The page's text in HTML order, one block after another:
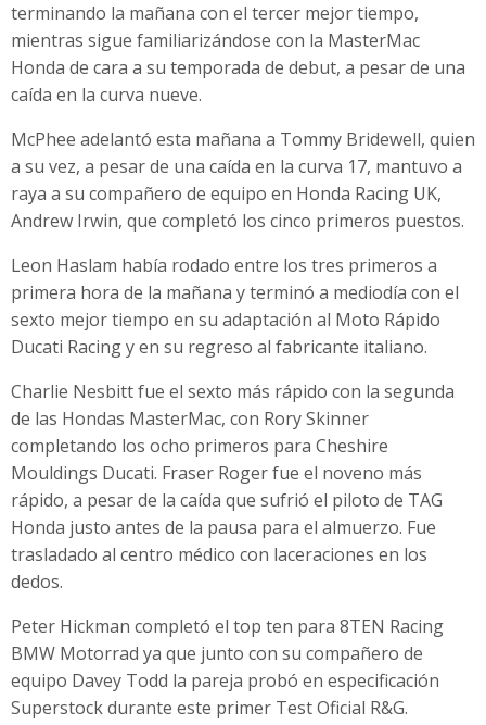
terminando la mañana con el tercer mejor tiempo,
mientras sigue familiarizándose con la MasterMac
Honda de cara a su temporada de debut, a pesar de una
caída en la curva nueve.
McPhee adelantó esta mañana a Tommy Bridewell, quien
a su vez, a pesar de una caída en la curva 17, mantuvo a
raya a su compañero de equipo en Honda Racing UK,
Andrew Irwin, que completó los cinco primeros puestos.
Leon Haslam había rodado entre los tres primeros a
primera hora de la mañana y terminó a mediodía con el
sexto mejor tiempo en su adaptación al Moto Rápido
Ducati Racing y en su regreso al fabricante italiano.
Charlie Nesbitt fue el sexto más rápido con la segunda
de las Hondas MasterMac, con Rory Skinner
completando los ocho primeros para Cheshire
Mouldings Ducati. Fraser Roger fue el noveno más
rápido, a pesar de la caída que sufrió el piloto de TAG
Honda justo antes de la pausa para el almuerzo. Fue
trasladado al centro médico con laceraciones en los
dedos.
Peter Hickman completó el top ten para 8TEN Racing
BMW Motorrad ya que junto con su compañero de
equipo Davey Todd la pareja probó en especificación
Superstock durante este primer Test Oficial R&G.